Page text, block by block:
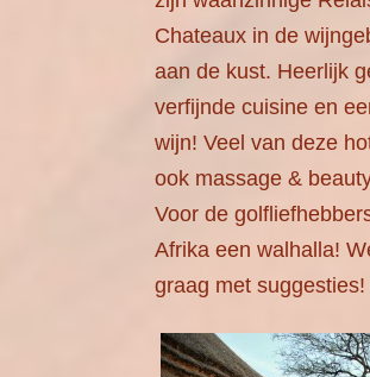
Chateaux in de
aan de kust. Heerlijk
verfijnde cuisine en
wijn! Veel van deze
ook massage &
Voor de
Afrika een walhalla!
graag met suggesties!